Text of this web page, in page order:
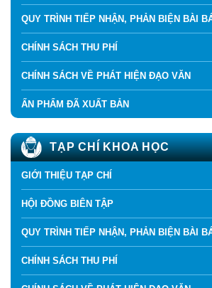
QUY TRÌNH TIẾP NHẬN, PHẢN BIỆN BÀI
CHÍNH SÁCH THU PHÍ
CHÍNH SÁCH VỀ PHÁT HIỆN ĐẠO VĂN
ẤN PHẨM ĐÃ XUẤT BẢN
TẠP CHÍ KHOA HỌC
GIỚI THIỆU TẠP CHÍ
HỘI ĐỒNG BIÊN TẬP
QUY TRÌNH TIẾP NHẬN, PHẢN BIỆN BÀI
CHÍNH SÁCH THU PHÍ